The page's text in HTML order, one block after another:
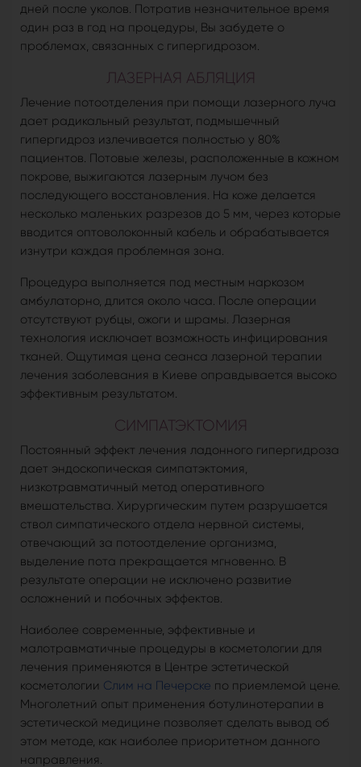
дней после уколов. Потратив незначительное время
один раз в год на процедуры, Вы забудете о
проблемах, связанных с гипергидрозом.
ЛАЗЕРНАЯ АБЛЯЦИЯ
Лечение потоотделения при помощи лазерного луча
дает радикальный результат, подмышечный
гипергидроз излечивается полностью у 80%
пациентов. Потовые железы, расположенные в кожном
покрове, выжигаются лазерным лучом без
последующего восстановления. На коже делается
несколько маленьких разрезов до 5 мм, через которые
вводится оптоволоконный кабель и обрабатывается
изнутри каждая проблемная зона.
Процедура выполняется под местным наркозом
амбулаторно, длится около часа. После операции
отсутствуют рубцы, ожоги и шрамы. Лазерная
технология исключает возможность инфицирования
тканей. Ощутимая цена сеанса лазерной терапии
лечения заболевания в Киеве оправдывается высоко
эффективным результатом.
СИМПАТЭКТОМИЯ
Постоянный эффект лечения ладонного гипергидроза
дает эндоскопическая симпатэктомия,
низкотравматичный метод оперативного
вмешательства. Хирургическим путем разрушается
ствол симпатического отдела нервной системы,
отвечающий за потоотделение организма,
выделение пота прекращается мгновенно. В
результате операции не исключено развитие
осложнений и побочных эффектов.
Наиболее современные, эффективные и
малотравматичные процедуры в косметологии для
лечения применяются в Центре эстетической
косметологии Слим на Печерске по приемлемой цене.
Многолетний опыт применения ботулинотерапии в
эстетической медицине позволяет сделать вывод об
этом методе, как наиболее приоритетном данного
направления.